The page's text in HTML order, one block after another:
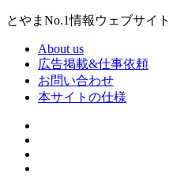
とやまNo.1情報ウェブサイト
About us
広告掲載&仕事依頼
お問い合わせ
本サイトの仕様